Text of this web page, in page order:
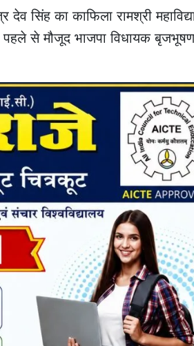
सिंह का काफिला रामश्री
पहले से मौजूद भाजपा विधायक बृजभूषण